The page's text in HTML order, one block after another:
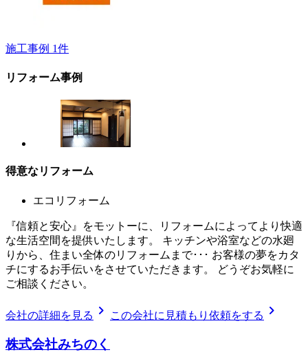
施工事例 1件
リフォーム事例
得意なリフォーム
エコリフォーム
『信頼と安心』をモットーに、リフォームによってより快適
な生活空間を提供いたします。 キッチンや浴室などの水廻
りから、住まい全体のリフォームまで･･･ お客様の夢をカタ
チにするお手伝いをさせていただきます。 どうぞお気軽に
ご相談ください。
会社の詳細を見る chevron_right この会社に見積もり依頼をする chevron_right
株式会社みちのく